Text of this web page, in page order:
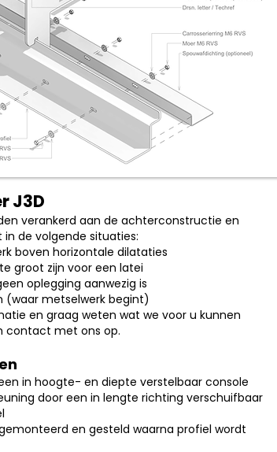
J3D
verankerd aan de achterconstructie en
de volgende situaties:
boven horizontale dilataties
groot zijn voor een latei
oplegging aanwezig is
(waar metselwerk begint)
en graag weten wat we voor u kunnen
contact met ons op.
in hoogte- en diepte verstelbaar console
door een in lengte richting verschuifbaar
en gesteld waarna profiel wordt